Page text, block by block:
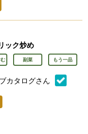
ト：
ック炒め
副菜 もう一品
カタログさん
ト：